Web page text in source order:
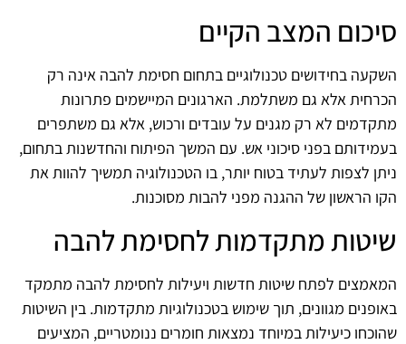
סיכום המצב הקיים
השקעה בחידושים טכנולוגיים בתחום חסימת להבה אינה רק
הכרחית אלא גם משתלמת. הארגונים המיישמים פתרונות
מתקדמים לא רק מגנים על עובדים ורכוש, אלא גם משתפרים
בעמידותם בפני סיכוני אש. עם המשך הפיתוח והחדשנות בתחום,
ניתן לצפות לעתיד בטוח יותר, בו הטכנולוגיה תמשיך להוות את
הקו הראשון של ההגנה מפני להבות מסוכנות.
שיטות מתקדמות לחסימת להבה
המאמצים לפתח שיטות חדשות ויעילות לחסימת להבה מתמקד
באופנים מגוונים, תוך שימוש בטכנולוגיות מתקדמות. בין השיטות
שהוכחו כיעילות במיוחד נמצאות חומרים ננומטריים, המציעים